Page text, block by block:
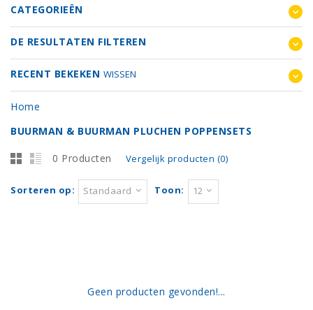
CATEGORIEËN
DE RESULTATEN FILTEREN
RECENT BEKEKEN WISSEN
Home
BUURMAN & BUURMAN PLUCHEN POPPENSETS
0 Producten Vergelijk producten (0)
Sorteren op: Standaard Toon: 12
Geen producten gevonden!...